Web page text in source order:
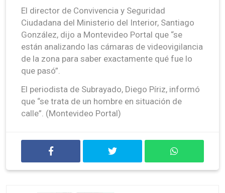
El director de Convivencia y Seguridad
Ciudadana del Ministerio del Interior, Santiago
González, dijo a Montevideo Portal que “se
están analizando las cámaras de videovigilancia
de la zona para saber exactamente qué fue lo
que pasó”.
El periodista de Subrayado, Diego Píriz, informó
que “se trata de un hombre en situación de
calle”. (Montevideo Portal)